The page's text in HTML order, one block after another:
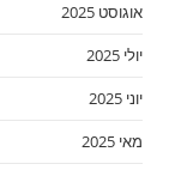
אוגוסט 2025
יולי 2025
יוני 2025
מאי 2025